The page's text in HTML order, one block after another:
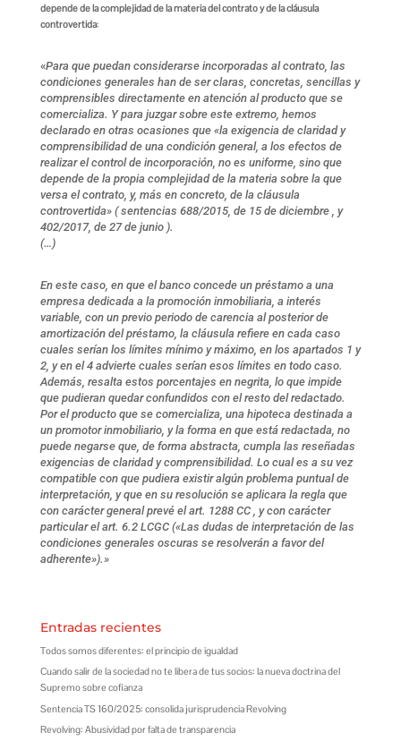
depende de la complejidad de la materia del contrato y de la cláusula
controvertida:
«Para que puedan considerarse incorporadas al contrato, las
condiciones generales han de ser claras, concretas, sencillas y
comprensibles directamente en atención al producto que se
comercializa. Y para juzgar sobre este extremo, hemos
declarado en otras ocasiones que «la exigencia de claridad y
comprensibilidad de una condición general, a los efectos de
realizar el control de incorporación, no es uniforme, sino que
depende de la propia complejidad de la materia sobre la que
versa el contrato, y, más en concreto, de la cláusula
controvertida» ( sentencias 688/2015, de 15 de diciembre , y
402/2017, de 27 de junio ).
(…)
En este caso, en que el banco concede un préstamo a una
empresa dedicada a la promoción inmobiliaria, a interés
variable, con un previo periodo de carencia al posterior de
amortización del préstamo, la cláusula refiere en cada caso
cuales serían los límites mínimo y máximo, en los apartados 1 y
2, y en el 4 advierte cuales serían esos límites en todo caso.
Además, resalta estos porcentajes en negrita, lo que impide
que pudieran quedar confundidos con el resto del redactado.
Por el producto que se comercializa, una hipoteca destinada a
un promotor inmobiliario, y la forma en que está redactada, no
puede negarse que, de forma abstracta, cumpla las reseñadas
exigencias de claridad y comprensibilidad. Lo cual es a su vez
compatible con que pudiera existir algún problema puntual de
interpretación, y que en su resolución se aplicara la regla que
con carácter general prevé el art. 1288 CC , y con carácter
particular el art. 6.2 LCGC («Las dudas de interpretación de las
condiciones generales oscuras se resolverán a favor del
adherente»).»
Entradas recientes
Todos somos diferentes: el principio de igualdad
Cuando salir de la sociedad no te libera de tus socios: la nueva doctrina del
Supremo sobre cofianza
Sentencia TS 160/2025: consolida jurisprudencia Revolving
Revolving: Abusividad por falta de transparencia